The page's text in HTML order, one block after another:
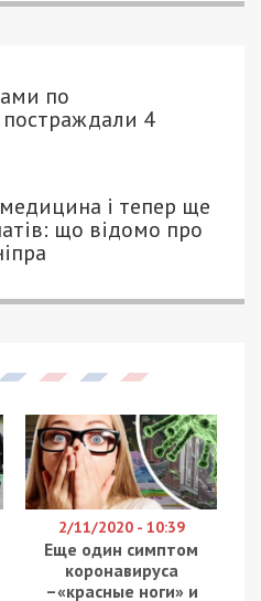
по
4
і тепер ще
що відомо про
2/11/2020 - 10:39
Еще один симптом
коронавируса
–«красные ноги» и